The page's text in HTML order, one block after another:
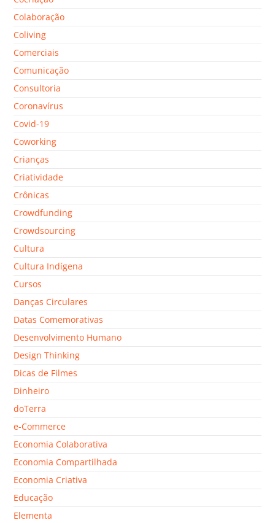
Colaboração
Coliving
Comerciais
Comunicação
Consultoria
Coronavírus
Covid-19
Coworking
Crianças
Criatividade
Crônicas
Crowdfunding
Crowdsourcing
Cultura
Cultura Indígena
Cursos
Danças Circulares
Datas Comemorativas
Desenvolvimento Humano
Design Thinking
Dicas de Filmes
Dinheiro
doTerra
e-Commerce
Economia Colaborativa
Economia Compartilhada
Economia Criativa
Educação
Elementa